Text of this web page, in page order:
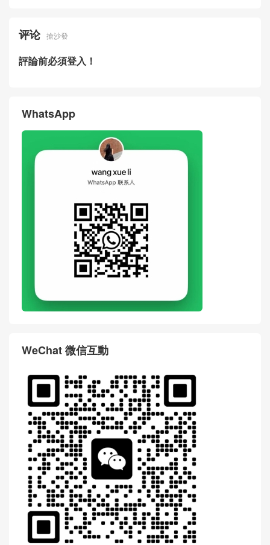
评论 搶沙發
評論前必須登入！
WhatsApp
WeChat 微信互動